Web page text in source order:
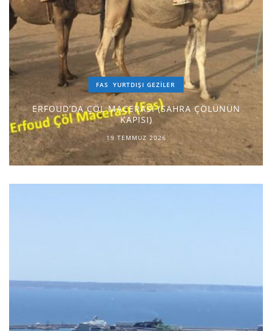
FAS YURTDIŞI GEZILER
ERFOUD’DA ÇÖL MACERASI (SAHRA ÇÖLÜNÜN
KAPISI)
19 TEMMUZ 2026